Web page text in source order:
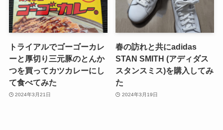
トライアルでゴーゴーカレ
ーと厚切り三元豚のとんか
つを買ってカツカレーにし
て食べてみた
2024年3月21日
春の訪れと共にadidas
STAN SMITH (アディダス
スタンスミス)を購入してみ
た
2024年3月19日